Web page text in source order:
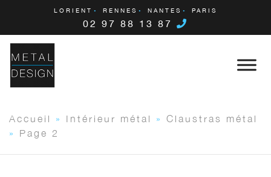
LORIENT RENNES NANTES PARIS
02 97 88 13 87
Accueil » Intérieur métal » Claustras métal
» Page 2